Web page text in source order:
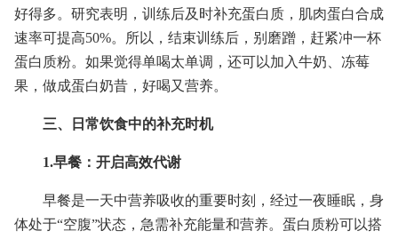
好得多。研究表明，训练后及时补充蛋白质，肌肉蛋白合成
速率可提高50%。所以，结束训练后，别磨蹭，赶紧冲一杯
蛋白质粉。如果觉得单喝太单调，还可以加入牛奶、冻莓
果，做成蛋白奶昔，好喝又营养。
三、日常饮食中的补充时机
1.早餐：开启高效代谢
早餐是一天中营养吸收的重要时刻，经过一夜睡眠，身
体处于“空腹”状态，急需补充能量和营养。蛋白质粉可以搭